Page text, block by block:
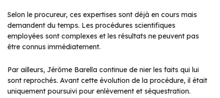
Selon le procureur, ces expertises sont déjà en cours mais
demandent du temps. Les procédures scientifiques
employées sont complexes et les résultats ne peuvent pas
être connus immédiatement.
Par ailleurs, Jérôme Barella continue de nier les faits qui lui
sont reprochés. Avant cette évolution de la procédure, il était
uniquement poursuivi pour enlèvement et séquestration.